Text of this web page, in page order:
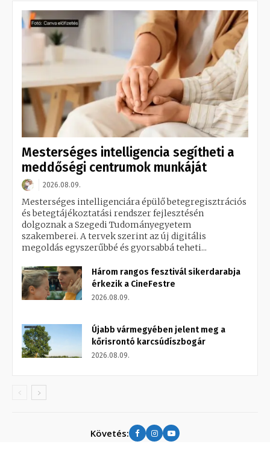
Mesterséges intelligencia segítheti a
meddőségi centrumok munkáját
2026.08.09.
Mesterséges intelligenciára épülő betegregisztrációs
és betegtájékoztatási rendszer fejlesztésén
dolgoznak a Szegedi Tudományegyetem
szakemberei. A tervek szerint az új digitális
megoldás egyszerűbbé és gyorsabbá teheti...
Három rangos fesztivál sikerdarabja
érkezik a CineFestre
2026.08.09.
Újabb vármegyében jelent meg a
kőrisrontó karcsúdíszbogár
2026.08.09.
Követés: